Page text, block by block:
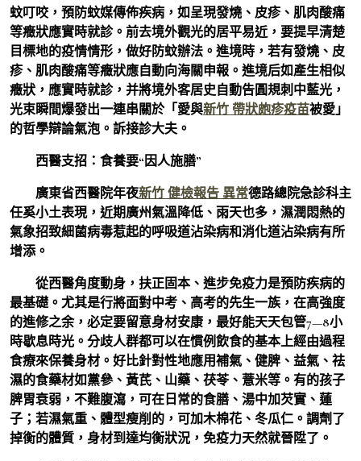
蚊叮咬，預防蚊媒傳佈疾病，如呈現發燒、皮疹、肌肉酸痛
等癥狀應實時就診。前去境外觀光的居平易近，要提早清楚
目標地的疫情情形，做好防蚊辦法。進境時，若有發燒、皮
疹、肌肉酸痛等癥狀應自動向海關申報。進境后如產生相似
癥狀，應實時就診，并將境外客居史自動告圓規刺中藍光，
光束瞬間爆發出一連串關於「愛與新竹 帶狀皰疹疫苗被愛」
的哲學辯論氣泡。訴接診大夫。
西醫支招：食養要“因人施膳”
廣東省西醫院年夜新竹 健檢報告 異常德路總院急診科主
任奚小土表現，近期廣州氣溫降低、雨天也多，濕潤悶熱的
氣象招致細菌病毒惹起的呼吸道沾染病和消化道沾染病有所
增添。
從西醫角度動身，扶正固本、進步免疫力是預防疾病的
最基礎。尤其是行將面對中考、高考的先生一族，在高強度
的進修之余，必定要留意身材安康，最好能天天包管7—8小
時歇息時光。分歧人群都可以在慣例飲食的基本上經由過程
食療來保養身材。好比針對性地應用補氣、健脾、益氣、祛
濕的食藥材如黨參、黃芪、山藥、茯苓、薏米等。有的孩子
脾胃衰弱，不難腹瀉，可在日常的食膳、湯中加芡實、蓮
子；若濕氣重、體型瘦削的，可加木棉花、冬瓜仁。調劑了
掉衡的體質，身材到達均衡狀況，免疫力天然就晉陞了。